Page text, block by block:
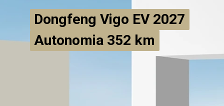
Dongfeng Vigo EV 2027
Autonomia 352 km
Dongfeng Vigo EV 2027
Autonomia 352 km